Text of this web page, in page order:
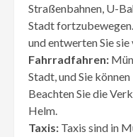
Straßenbahnen, U-
Stadt
und entwerten Sie sie
Fahrradfahren:
Stadt, und Sie
Beachten Sie die
Helm.
Taxis: Taxis sind in